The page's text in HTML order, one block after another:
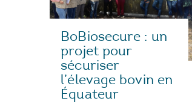
BoBiosecure : un
projet pour
sécuriser
l’élevage bovin en
Équateur